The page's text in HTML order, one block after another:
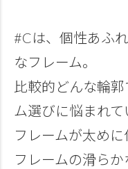
#Cは、個性あふ
なフレーム。
比較的どんな輪
ム選びに悩まれて
フレームが太め
フレームの滑ら